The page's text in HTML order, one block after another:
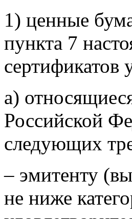
1) ценные
пункта 7
сертификатов
а)
Российской
следующих
– эмитенту
не ниже